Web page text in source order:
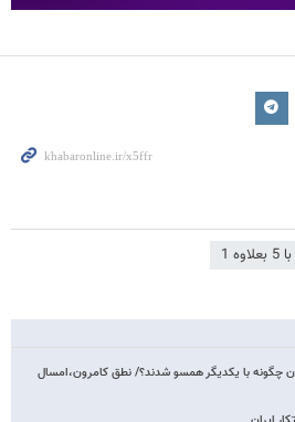
1
چگونه با یکدیگر همسو شدند؟/ نطق کامرون،امسال